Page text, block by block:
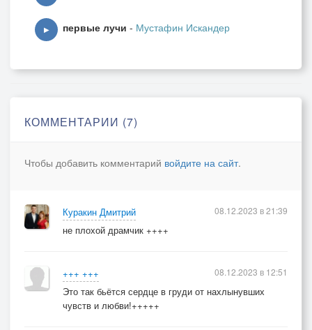
▶ первые лучи - Мустафин Искандер
КОММЕНТАРИИ (7)
Чтобы добавить комментарий войдите на сайт.
Куракин Дмитрий
не плохой драмчик ++++
08.12.2023 в 21:39
+++ +++
Это так бьётся сердце в груди от нахлынувших
чувств и любви!+++++
08.12.2023 в 12:51